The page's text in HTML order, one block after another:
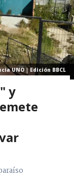
UNO | Edición BBCL
y